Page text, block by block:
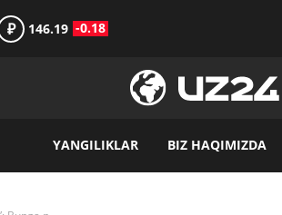
₽ 146.19 -0.18
YANGILIKLAR BIZ HAQIMIZDA